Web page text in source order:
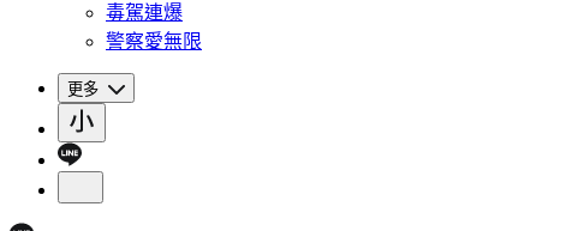
毒駕連爆
警察愛無限
更多